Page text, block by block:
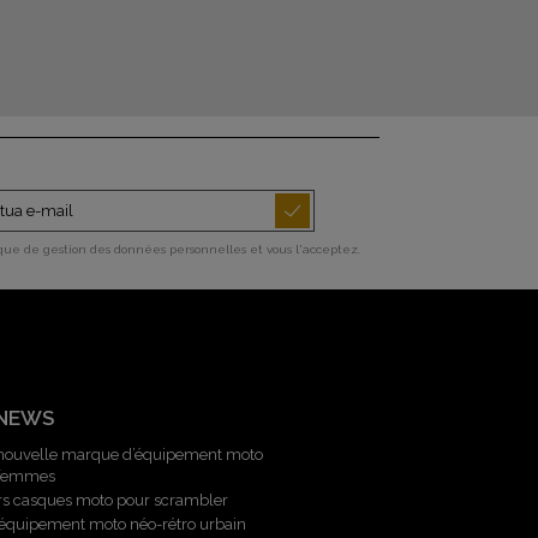
de gestion des données personnelles et vous l'acceptez.
marque d’équipement moto
casques moto pour scrambler
moto néo-rétro urbain